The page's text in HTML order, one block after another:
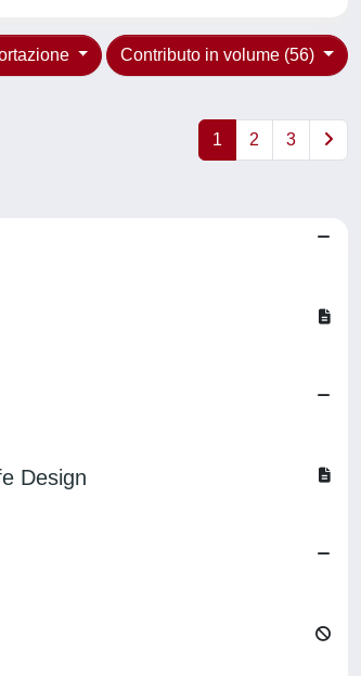
Contributo in volume (56)
1 2 3
Design